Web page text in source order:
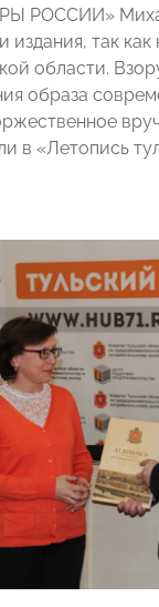
РОССИИ»
так
области.
образа
в «Летопись